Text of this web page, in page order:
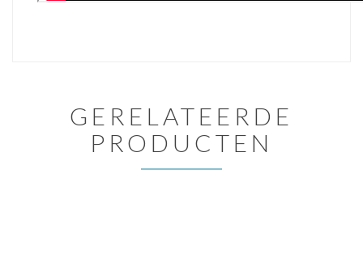
GERELATEERDE
PRODUCTEN